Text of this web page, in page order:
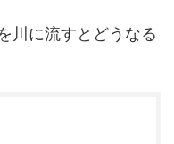
川に流すとどうなる